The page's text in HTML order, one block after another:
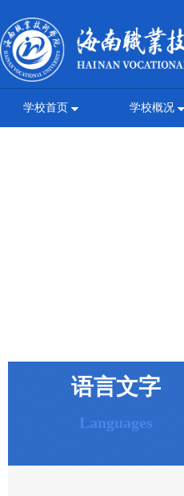
学校首页 学校概况
语言文字
Languages